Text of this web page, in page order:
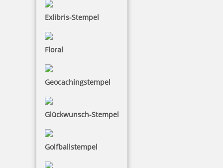
Exlibris-Stempel
Floral
Geocachingstempel
Glückwunsch-Stempel
Golfballstempel